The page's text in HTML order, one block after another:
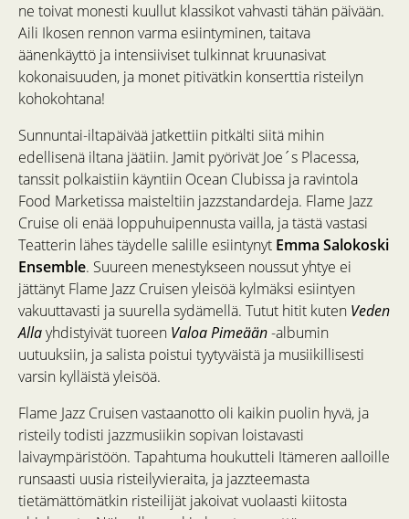
ne toivat monesti kuullut klassikot vahvasti tähän päivään.
Aili Ikosen rennon varma esiintyminen, taitava
äänenkäyttö ja intensiiviset tulkinnat kruunasivat
kokonaisuuden, ja monet pitivätkin konserttia risteilyn
kohokohtana!
Sunnuntai-iltapäivää jatkettiin pitkälti siitä mihin
edellisenä iltana jäätiin. Jamit pyörivät Joe´s Placessa,
tanssit polkaistiin käyntiin Ocean Clubissa ja ravintola
Food Marketissa maisteltiin jazzstandardeja. Flame Jazz
Cruise oli enää loppuhuipennusta vailla, ja tästä vastasi
Teatterin lähes täydelle salille esiintynyt Emma Salokoski
Ensemble. Suureen menestykseen noussut yhtye ei
jättänyt Flame Jazz Cruisen yleisöä kylmäksi esiintyen
vakuuttavasti ja suurella sydämellä. Tutut hitit kuten Veden
Allayhdistyivät tuoreen Valoa Pimeään-albumin
uutuuksiin, ja salista poistui tyytyväistä ja musiikillisesti
varsin kylläistä yleisöä.
Flame Jazz Cruisen vastaanotto oli kaikin puolin hyvä, ja
risteily todisti jazzmusiikin sopivan loistavasti
laivaympäristöön. Tapahtuma houkutteli Itämeren aalloille
runsaasti uusia risteilyvieraita, ja jazzteemasta
tietämättömätkin risteilijät jakoivat vuolaasti kiitosta